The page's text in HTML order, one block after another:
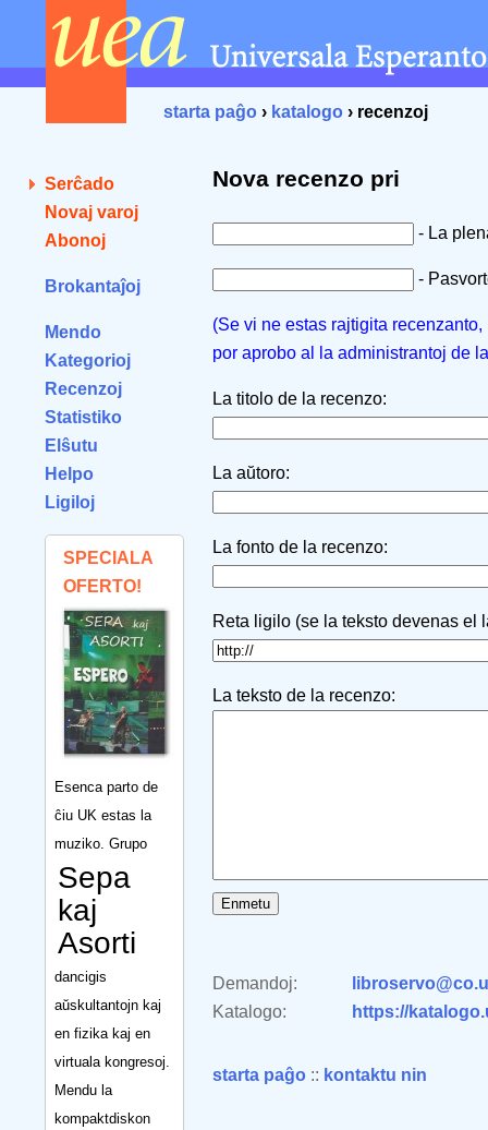
starta paĝo › katalogo › recenzoj
Serĉado
Novaj varoj
Abonoj
Brokantaĵoj
Mendo
Kategorioj
Recenzoj
Statistiko
Elŝutu
Helpo
Ligiloj
SPECIALA
OFERTO!
Esenca parto de
ĉiu UK estas la
muziko. Grupo
Sepa
kaj
Asorti
dancigis
aŭskultantojn kaj
en fizika kaj en
virtuala kongresoj.
Mendu la
kompaktdiskon
Nova recenzo pri
- La
-
(Se vi ne estas rajtigita
por aprobo al la administrantoj de
La titolo de la recenzo:
La aŭtoro:
La fonto de la recenzo:
Reta ligilo (se la teksto devenas el
La teksto de la recenzo:
Demandoj:
Katalogo:
https://
starta paĝo :: kontaktu nin